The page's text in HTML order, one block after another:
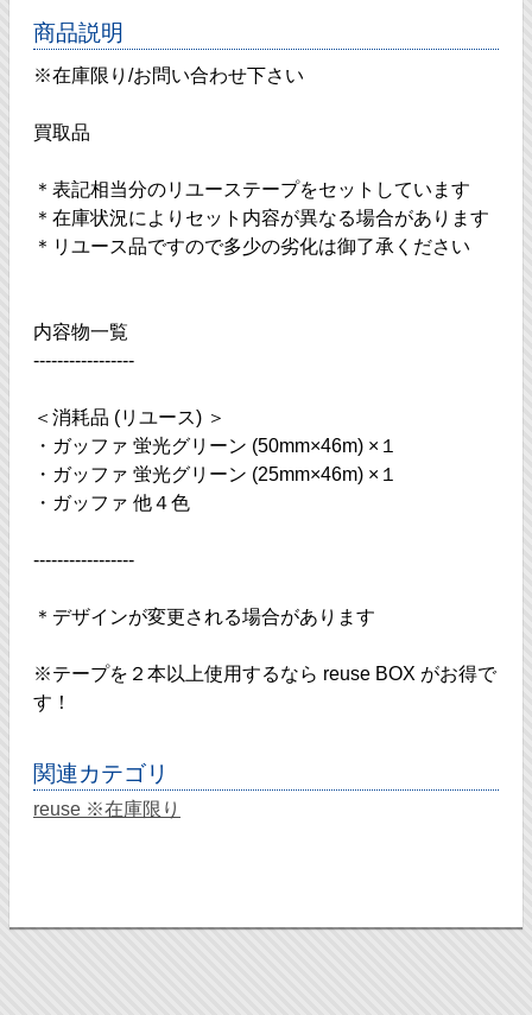
商品説明
※在庫限り/お問い合わせ下さい
買取品
＊表記相当分のリユーステープをセットしています
＊在庫状況によりセット内容が異なる場合があります
＊リユース品ですので多少の劣化は御了承ください
内容物一覧
-----------------
＜消耗品 (リユース) ＞
・ガッファ 蛍光グリーン (50mm×46m) ×１
・ガッファ 蛍光グリーン (25mm×46m) ×１
・ガッファ 他４色
-----------------
＊デザインが変更される場合があります
※テープを２本以上使用するなら reuse BOX がお得で
す！
関連カテゴリ
reuse ※在庫限り